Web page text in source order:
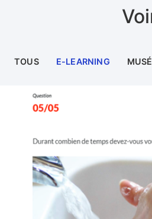
TOUS E-LEARNING